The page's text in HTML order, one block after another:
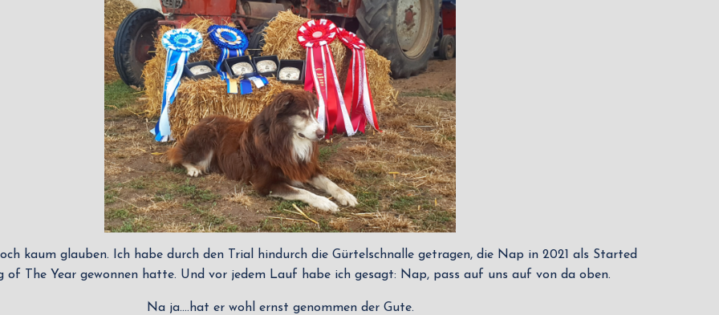
kaum glauben. Ich habe durch den Trial hindurch die Gürtelschnalle getragen, die Nap in 2021 als Started
of The Year gewonnen hatte. Und vor jedem Lauf habe ich gesagt: Nap, pass auf uns auf von da oben.
Na ja….hat er wohl ernst genommen der Gute.